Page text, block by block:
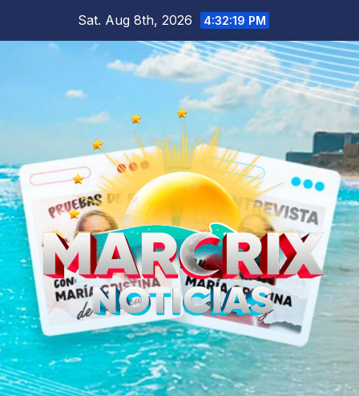
Sat. Aug 8th, 2026 4:32:20 PM